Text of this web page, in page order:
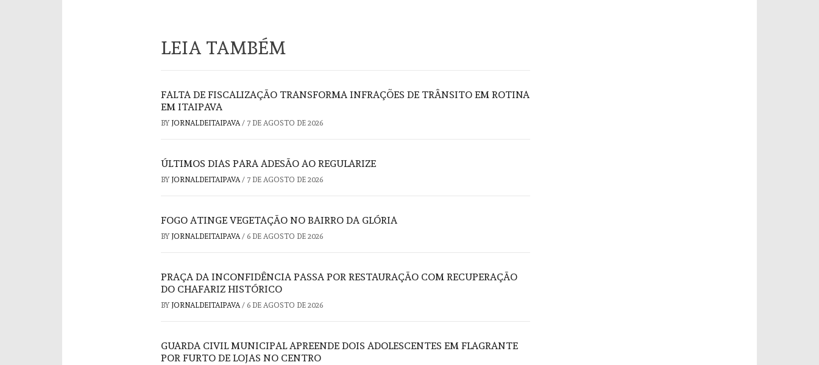
LEIA TAMBÉM
FALTA DE FISCALIZAÇÃO TRANSFORMA INFRAÇÕES DE TRÂNSITO EM ROTINA
EM ITAIPAVA
BY JORNALDEITAIPAVA/ 7 DE AGOSTO DE 2026
ÚLTIMOS DIAS PARA ADESÃO AO REGULARIZE
BY JORNALDEITAIPAVA/ 7 DE AGOSTO DE 2026
FOGO ATINGE VEGETAÇÃO NO BAIRRO DA GLÓRIA
BY JORNALDEITAIPAVA/ 6 DE AGOSTO DE 2026
PRAÇA DA INCONFIDÊNCIA PASSA POR RESTAURAÇÃO COM RECUPERAÇÃO
DO CHAFARIZ HISTÓRICO
BY JORNALDEITAIPAVA/ 6 DE AGOSTO DE 2026
GUARDA CIVIL MUNICIPAL APREENDE DOIS ADOLESCENTES EM FLAGRANTE
POR FURTO DE LOJAS NO CENTRO